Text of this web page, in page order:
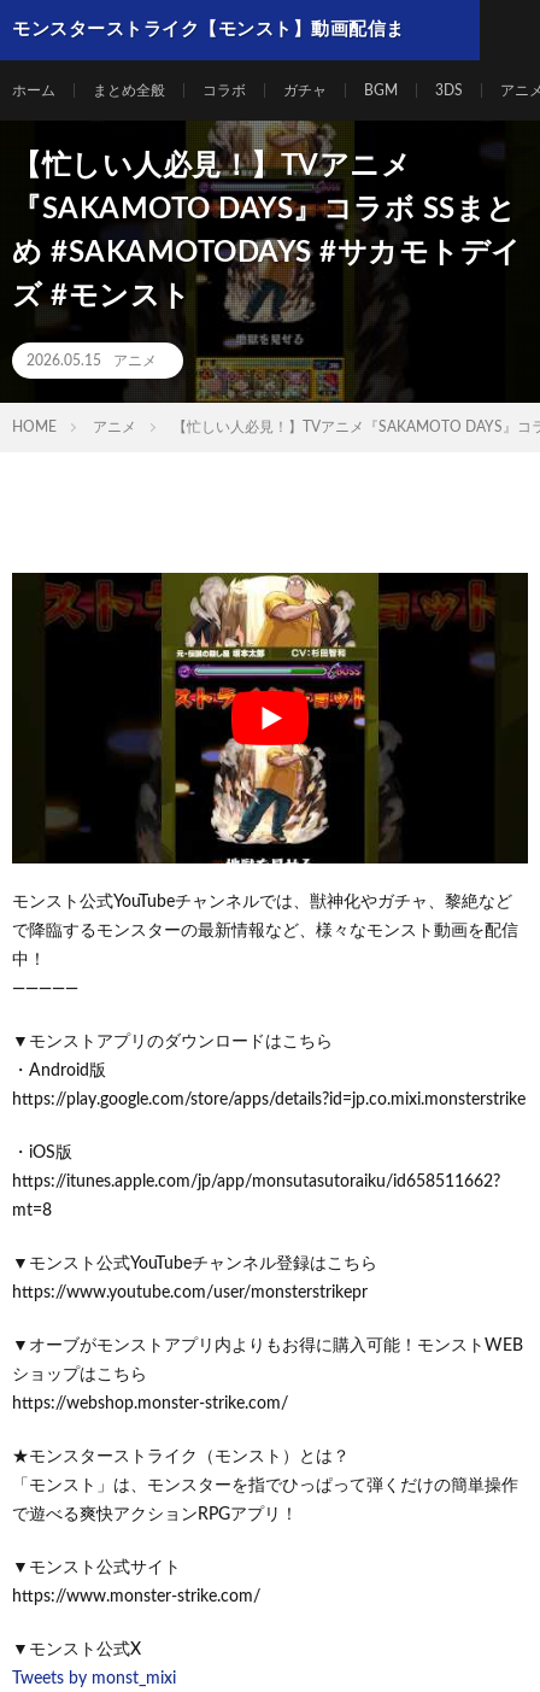
モンスターストライク【モンスト】動画配信ま
ホーム まとめ全般 コラボ ガチャ BGM 3DS アニ
【忙しい人必見！】TVアニメ
『SAKAMOTO DAYS』コラボ SSまと
め #SAKAMOTODAYS #サカモトデイ
ズ #モンスト
2026.05.15 アニメ
HOME アニメ 【忙しい人必見！】TVアニメ『SAKAMOTO DAYS』
モンスト公式YouTubeチャンネルでは、獣神化やガチャ、黎絶など
で降臨するモンスターの最新情報など、様々なモンスト動画を配信
中！
—————
▼モンストアプリのダウンロードはこちら
・Android版
https://play.google.com/store/apps/details?id=jp.co.mixi.monsterstrike
・iOS版
https://itunes.apple.com/jp/app/monsutasutoraiku/id658511662?
mt=8
▼モンスト公式YouTubeチャンネル登録はこちら
https://www.youtube.com/user/monsterstrikepr
▼オーブがモンストアプリ内よりもお得に購入可能！モンストWEB
ショップはこちら
https://webshop.monster-strike.com/
★モンスターストライク（モンスト）とは？
「モンスト」は、モンスターを指でひっぱって弾くだけの簡単操作
で遊べる爽快アクションRPGアプリ！
▼モンスト公式サイト
https://www.monster-strike.com/
▼モンスト公式X
Tweets by monst_mixi